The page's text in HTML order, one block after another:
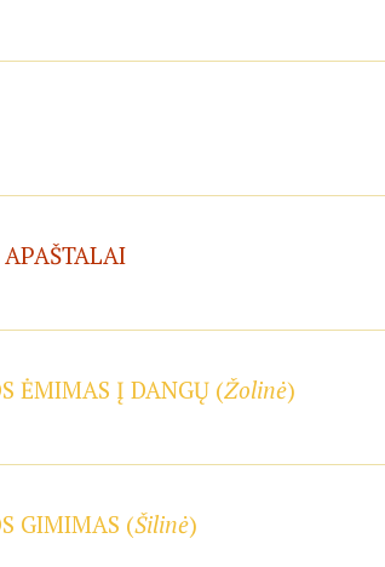
APAŠTALAI
ĖMIMAS Į DANGŲ (Žolinė)
GIMIMAS (Šilinė)